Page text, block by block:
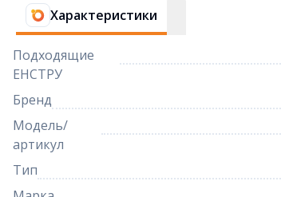
Характеристики
Подходящие
ЕНСТРУ
Бренд
Модель/
артикул
Тип